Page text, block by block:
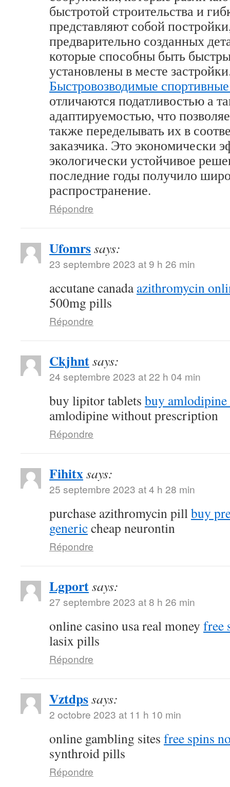
быстротой строительства и
представляют собой
предварительно созданных
которые способны быть
установлены в месте
Быстровозводимые
отличаются податливостью а
адаптируемостью, что
также переделывать их в
заказчика. Это экономически
экологически устойчивое
последние годы получило
распространение.
Répondre
Ufomrssays:
23 septembre 2023 at 9 h 26 min
accutane canadaazithromycin
500mg pills
Répondre
Ckjhntsays:
24 septembre 2023 at 22 h 04 min
buy lipitor tablets buy
amlodipine without prescription
Répondre
Fihitxsays:
25 septembre 2023 at 4 h 28 min
purchase azithromycin pillbuy
genericcheap neurontin
Répondre
Lgportsays:
27 septembre 2023 at 8 h 26 min
online casino usa real money free
lasix pills
Répondre
Vztdpssays:
2 octobre 2023 at 11 h 10 min
online gambling sites free spins
synthroid pills
Répondre